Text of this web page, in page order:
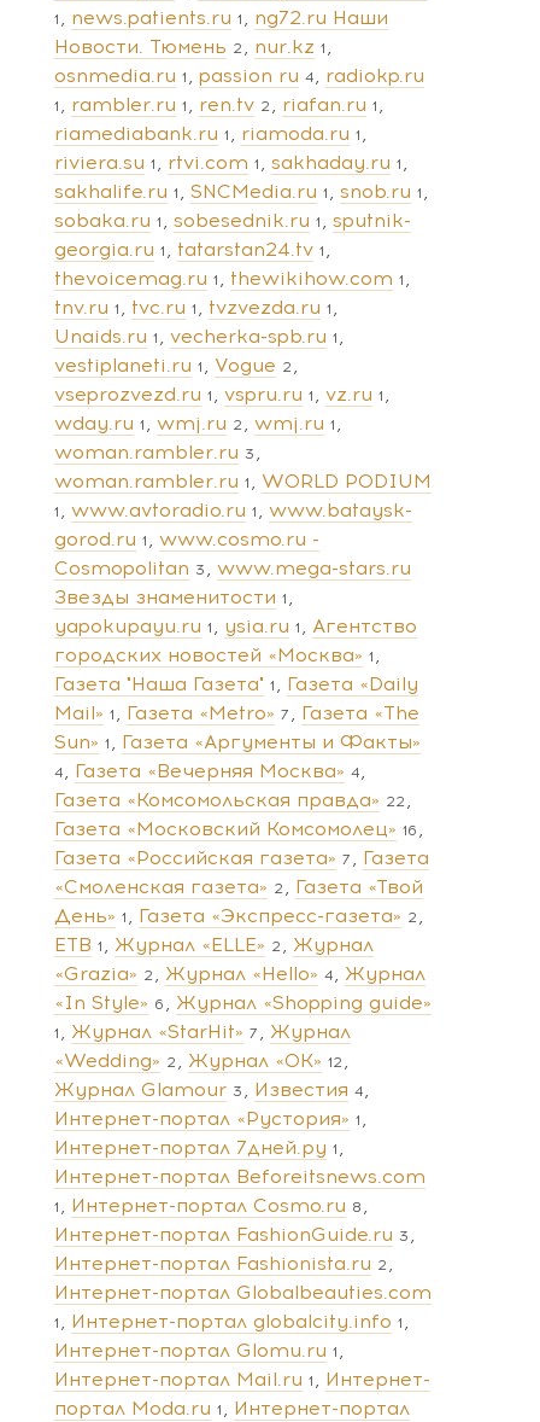
1 news.patients.ru 1
ng72.ru Наши
Новости. Тюмень 2 nur.kz 1
osnmedia.ru 1 passion ru 4 radiokp.ru
1 rambler.ru 1 ren.tv 2 riafan.ru 1
riamediabank.ru 1 riamoda.ru 1
riviera.su 1 rtvi.com 1 sakhaday.ru 1
sakhalife.ru 1 SNCMedia.ru 1 snob.ru 1
sobaka.ru 1 sobesednik.ru 1
sputnik-
georgia.ru 1 tatarstan24.tv 1
thevoicemag.ru 1 thewikihow.com 1
tnv.ru 1 tvc.ru 1 tvzvezda.ru 1
Unaids.ru 1 vecherka-spb.ru 1
vestiplaneti.ru 1 Vogue 2
vseprozvezd.ru 1 vspru.ru 1 vz.ru 1
wday.ru 1 wmj.ru 2 wmj.ru 1
woman.rambler.ru 3
woman.rambler.ru 1 WORLD PODIUM
1 www.avtoradio.ru 1
www.bataysk-
gorod.ru 1
www.cosmo.ru -
Cosmopolitan 3
www.mega-stars.ru
Звезды знаменитости 1
yapokupayu.ru 1 ysia.ru 1
Агентство
городских новостей «Москва» 1
Газета "Наша Газета" 1
Газета «Daily
Mail» 1 Газета «Metro» 7
Газета «The
Sun» 1 Газета «Аргументы и Факты»
4 Газета «Вечерняя Москва» 4
Газета «Комсомольская правда» 22
Газета «Московский Комсомолец» 16
Газета «Российская газета» 7
Газета
«Смоленская газета» 2
Газета «Твой
День» 1 Газета «Экспресс-газета» 2
ЕТВ 1 Журнал «ELLE» 2
Журнал
«Grazia» 2 Журнал «Hello» 4
Журнал
«In Style» 6 Журнал «Shopping guide»
1 Журнал «StarHit» 7
Журнал
«Wedding» 2 Журнал «ОК» 12
Журнал Glamour 3 Известия 4
Интернет-портал «Рустория» 1
Интернет-портал 7дней.ру 1
Интернет-портал Beforeitsnews.com
1 Интернет-портал Cosmo.ru 8
Интернет-портал FashionGuide.ru 3
Интернет-портал Fashionista.ru 2
Интернет-портал Globalbeauties.com
1 Интернет-портал globalcity.info 1
Интернет-портал Glomu.ru 1
Интернет-портал Mail.ru 1
Интернет-
портал Moda.ru 1
Интернет-портал